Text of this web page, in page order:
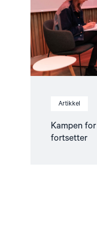
Artikkel
Kampen
fortsetter